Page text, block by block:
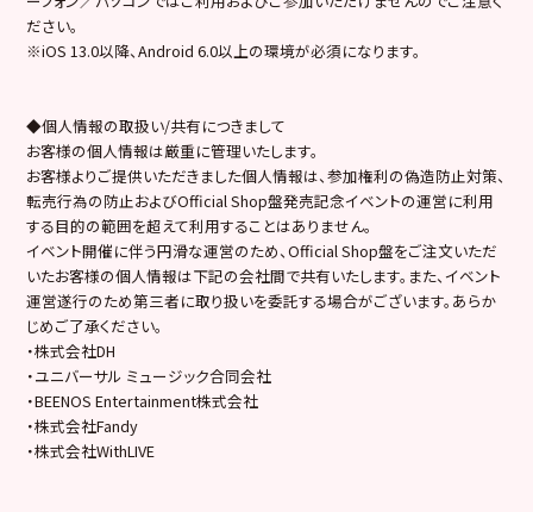
ださい。
※iOS 13.0以降、Android 6.0以上の環境が必須になります。
◆個人情報の取扱い/共有につきまして
お客様の個人情報は厳重に管理いたします。
お客様よりご提供いただきました個人情報は、参加権利の偽造防止対策、
転売行為の防止およびOfficial Shop盤発売記念イベントの運営に利用
する目的の範囲を超えて利用することはありません。
イベント開催に伴う円滑な運営のため、Official Shop盤をご注文いただ
いたお客様の個人情報は下記の会社間で共有いたします。また、イベント
運営遂行のため第三者に取り扱いを委託する場合がございます。あらか
じめご了承ください。
・株式会社DH
・ユニバーサル ミュージック合同会社
・BEENOS Entertainment株式会社
・株式会社Fandy
・株式会社WithLIVE